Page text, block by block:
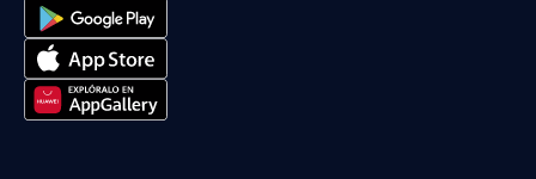
e
b
o
o
k
t
a
g
r
a
t
u
b
e